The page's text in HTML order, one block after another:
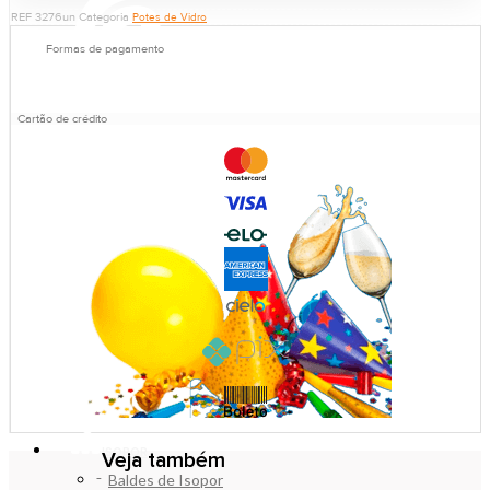
ISOPOR
Baldes de Isopor
REF 3276un Categoria Potes de Vidro
Formas de pagamento
Cartão de crédito
Veja também